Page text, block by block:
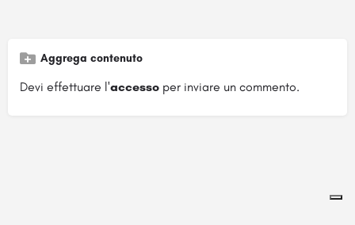
Aggrega contenuto
Devi effettuare l'accesso per inviare un commento.